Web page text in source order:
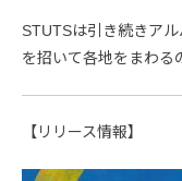
STUTSは引き続きア
を招いて各地をまわる
【リリース情報】